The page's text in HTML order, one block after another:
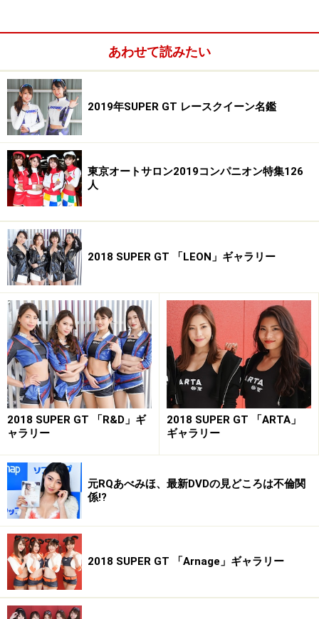
斉藤直美／MOTUL
羽瀬萌／MOTUL
如月はるな／MOTUL
来須りな／MOTUL
星野もえ／JWF
あわせて読みたい
2019年SUPER GT レースクイーン名鑑
東京オートサロン2019コンパニオン特集126
人
2018 SUPER GT 「LEON」ギャラリー
2018 SUPER GT 「R&D」ギ
ャラリー
2018 SUPER GT 「ARTA」
ギャラリー
元RQあべみほ、最新DVDの見どころは不倫関
係!?
2018 SUPER GT 「Arnage」ギャラリー